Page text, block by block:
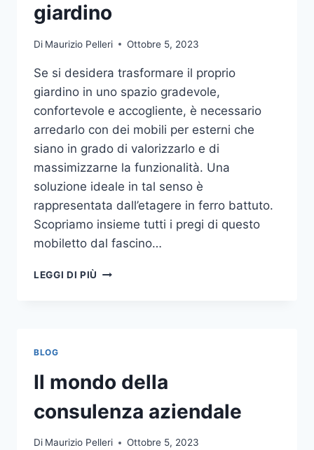
giardino
Di Maurizio Pelleri Ottobre 5, 2023
Se si desidera trasformare il proprio
giardino in uno spazio gradevole,
confortevole e accogliente, è necessario
arredarlo con dei mobili per esterni che
siano in grado di valorizzarlo e di
massimizzarne la funzionalità. Una
soluzione ideale in tal senso è
rappresentata dall’etagere in ferro battuto.
Scopriamo insieme tutti i pregi di questo
mobiletto dal fascino…
LEGGI DI PIÙ ETAGERE
PER
L’ARREDO
GIARDINO
BLOG
Il mondo della
consulenza aziendale
Di Maurizio Pelleri Ottobre 5, 2023